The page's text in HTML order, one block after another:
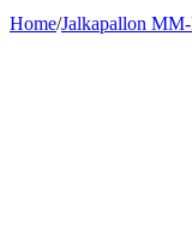
Home/Jalkapallon